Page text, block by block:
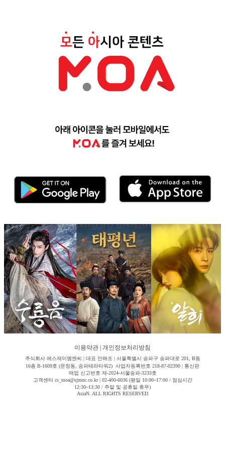
이용약관 개인정보처리방침
주식회사 에스제이엠엔씨 | 대표 안해조 | 서울특별시 송파구 송파대로 201, B동
16층 B-1609호 (문정동, 송파테라타워2) 사업자등록번호 218-87-02390 | 통신판
매업 신고번호 제-2024-서울송파-3233호
고객센터 cs_moa@sjmnc.co.kr | 02-400-6036 (평일 10:00~17:00 / 점심시간
12:30~13:30 / 주말 및 공휴일 휴무)
AsiaN. ALL RIGHTS RESERVED